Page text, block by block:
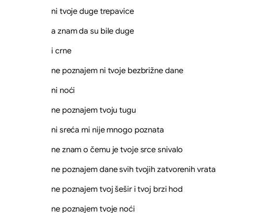
ni tvoje duge trepavice
a znam da su bile duge
i crne
ne poznajem ni tvoje bezbrižne dane
ni noći
ne poznajem tvoju tugu
ni sreća mi nije mnogo poznata
ne znam o čemu je tvoje srce snivalo
ne poznajem dane svih tvojih zatvorenih vrata
ne poznajem tvoj šešir i tvoj brzi hod
ne poznajem tvoje noći